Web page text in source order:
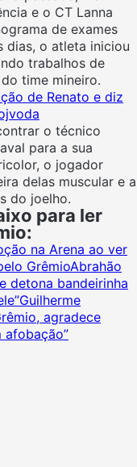
e o CT Lanna
de exames
dias, o atleta iniciou
trabalhos de
time mineiro.
de Renato e diz
o técnico
para a sua
o jogador
delas muscular e a
do joelho.
para ler
na Arena ao ver
GrêmioAbrahão
detona bandeirinha
Guilherme
agradece
afobação”